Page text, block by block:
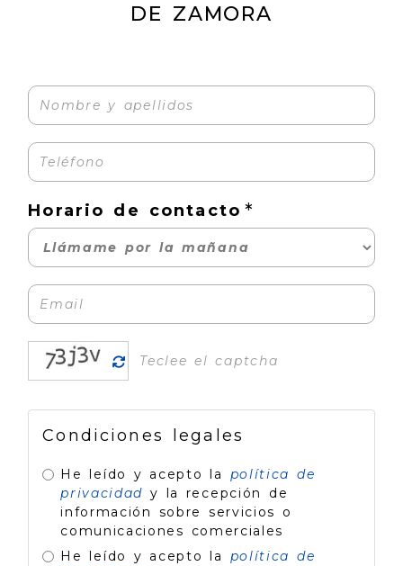
DE ZAMORA
Horario de contacto
Condiciones legales
He leído y acepto la política de
privacidad y la recepción de
información sobre servicios o
comunicaciones comerciales
He leído y acepto la política de